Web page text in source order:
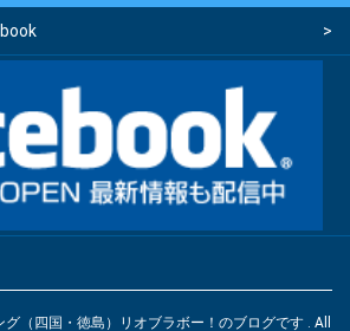
（四国・徳島）リオブラボー！のブログです . All